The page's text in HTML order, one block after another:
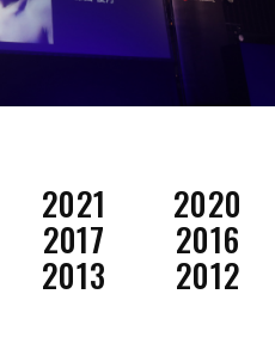
2021 2020
2017 2016
2013 2012